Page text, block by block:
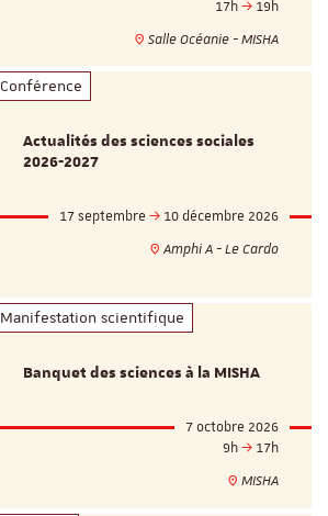
17h
19h
Salle Océanie - MISHA
Conférence
Actualités des sciences sociales
2026-2027
17 septembre
10 décembre 2026
Amphi A - Le Cardo
Manifestation scientifique
Banquet des sciences à la MISHA
7 octobre 2026
9h
17h
MISHA